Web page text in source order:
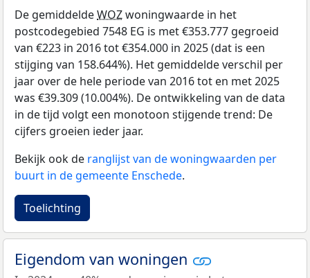
De gemiddeldeWOZwoningwaarde in het
postcodegebied 7548 EG is met €353.777 gegroeid
van €223 in 2016 tot €354.000 in 2025 (dat is een
stijging van 158.644%). Het gemiddelde verschil per
jaar over de hele periode van 2016 tot en met 2025
was €39.309 (10.004%). De ontwikkeling van de data
in de tijd volgt een monotoon stijgende trend: De
cijfers groeien ieder jaar.
Bekijk ook de ranglijst van de woningwaarden per
buurt in de gemeente Enschede.
Toelichting
Eigendom van woningen